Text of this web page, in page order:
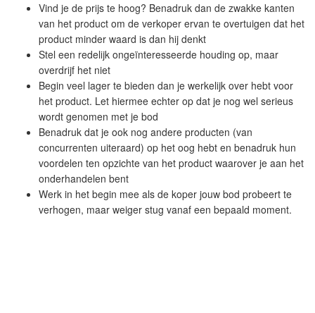
Vind je de prijs te hoog? Benadruk dan de zwakke kanten
van het product om de verkoper ervan te overtuigen dat het
product minder waard is dan hij denkt
Stel een redelijk ongeïnteresseerde houding op, maar
overdrijf het niet
Begin veel lager te bieden dan je werkelijk over hebt voor
het product. Let hiermee echter op dat je nog wel serieus
wordt genomen met je bod
Benadruk dat je ook nog andere producten (van
concurrenten uiteraard) op het oog hebt en benadruk hun
voordelen ten opzichte van het product waarover je aan het
onderhandelen bent
Werk in het begin mee als de koper jouw bod probeert te
verhogen, maar weiger stug vanaf een bepaald moment.